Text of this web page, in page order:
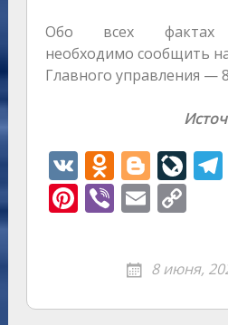
Обо всех фактах
необходимо сообщить
Главного управления —
V
K
O
d
n
o
kl
as
Bl
o
g
er
Li
v
eJ
u
r
Pi
st
Vi
er
E
ai
l
C
p
y
Li
8 июня,